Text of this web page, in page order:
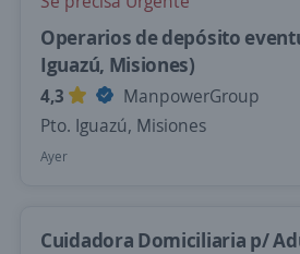
Operarios de depósito
Iguazú, Misiones)
4,3
ManpowerGroup
Pto. Iguazú, Misiones
Ayer
Cuidadora Domiciliaria p/